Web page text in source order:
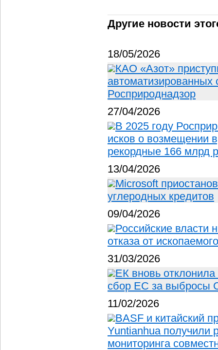
Другие новости
18/05/2026
КАО «Азот»
автоматизированных
Росприроднадзор
27/04/2026
В 2025 году
исков о возмещении
рекордные 166 млрд
13/04/2026
Microsoft
углеродных кредитов
09/04/2026
Российские власти
отказа от
31/03/2026
ЕК вновь
сбор ЕС за выбросы
11/02/2026
BASF и китайский
Yuntianhua получили
мониторинга